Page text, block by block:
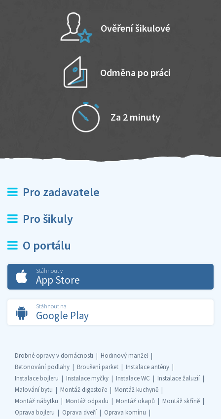
Ověření šikulové
Odměna po práci
Za 2 minuty
Pro zadavatele
Pro šikuly
O portálu
Stáhnout v
App Store
Stáhnout na
Google Play
Drobné opravy v domácnosti
Hodinový manžel
Betonování podlahy
Broušení parket
Instalace antény
Instalace bojleru
Instalace myčky Instalace WC
Instalace žaluzií
Malování bytu
Montáž digestoře
Montáž kuchyně
Montáž nábytku
Montáž odpadu Montáž okapů
Montáž skříně
Oprava bojleru
Oprava dveří Oprava komínu